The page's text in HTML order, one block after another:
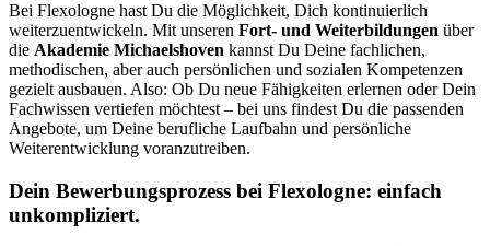
Bei Flexologne hast Du die Möglichkeit, Dich kontinuierlich
weiterzuentwickeln. Mit unseren Fort- und Weiterbildungen über
die Akademie Michaelshoven kannst Du Deine fachlichen,
methodischen, aber auch persönlichen und sozialen Kompetenzen
gezielt ausbauen. Also: Ob Du neue Fähigkeiten erlernen oder Dein
Fachwissen vertiefen möchtest – bei uns findest Du die passenden
Angebote, um Deine berufliche Laufbahn und persönliche
Weiterentwicklung voranzutreiben.
Dein Bewerbungsprozess bei Flexologne: einfach
unkompliziert.